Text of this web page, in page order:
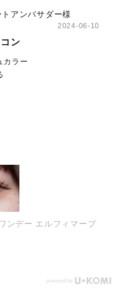
トアンバサダー様
2024-06-10
ン
カラー
ンデー エルフィマーブ